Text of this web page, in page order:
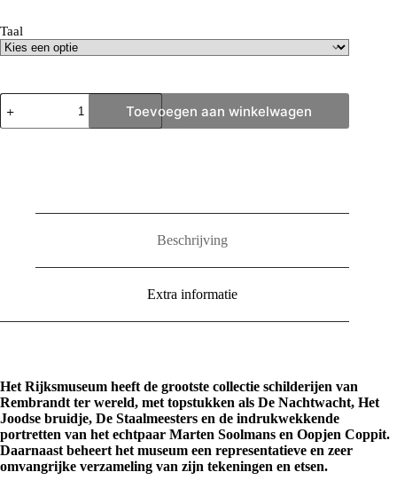
Taal
Rembrandt
X
Rijksmuseum
Toevoegen aan winkelwagen
Beschrijving
Extra informatie
Het Rijksmuseum heeft de grootste collectie schilderijen van
Rembrandt ter wereld, met topstukken als De Nachtwacht, Het
Joodse bruidje, De Staalmeesters en de indrukwekkende
portretten van het echtpaar Marten Soolmans en Oopjen Coppit.
Daarnaast beheert het museum een representatieve en zeer
omvangrijke verzameling van zijn tekeningen en etsen.